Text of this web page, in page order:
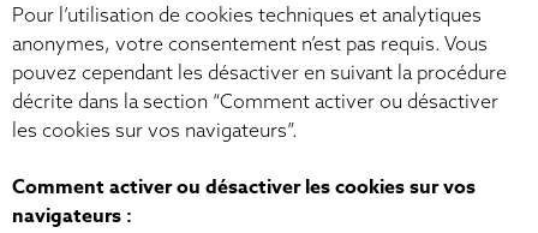
Pour l’utilisation de cookies techniques et analytiques
anonymes, votre consentement n’est pas requis. Vous
pouvez cependant les désactiver en suivant la procédure
décrite dans la section “Comment activer ou désactiver
les cookies sur vos navigateurs”.
Comment activer ou désactiver les cookies sur vos
navigateurs :